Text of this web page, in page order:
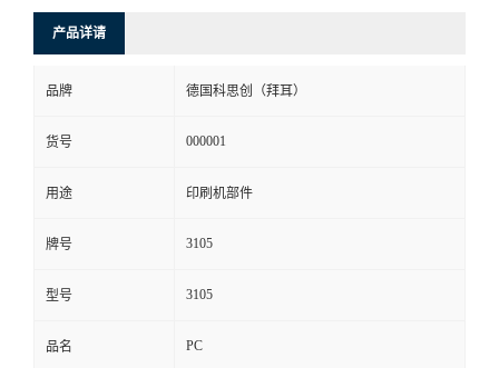
留
言
产品详请
品牌 德国科思创（拜耳）
货号 000001
用途 印刷机部件
牌号 3105
型号 3105
品名 PC